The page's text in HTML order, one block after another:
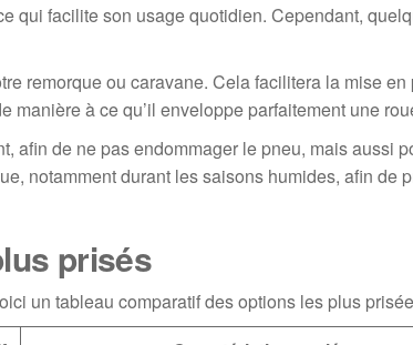
qui facilite son usage quotidien. Cependant,
remorque ou caravane. Cela facilitera la mise en
à ce qu’il enveloppe parfaitement une
afin de ne pas endommager le pneu, mais aussi
notamment durant les saisons humides, afin de
prisés
un tableau comparatif des options les plus